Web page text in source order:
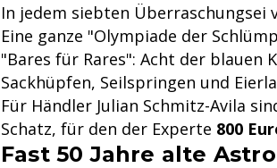
In jedem siebten Überraschungsei
Eine ganze "Olympiade der
"Bares für Rares": Acht der
Sackhüpfen, Seilspringen und
Für Händler Julian Schmitz-Avila
Schatz, für den der Experte 800
Fast 50 Jahre alte